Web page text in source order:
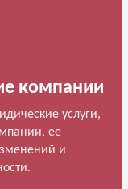
компании
услуги,
ее
и